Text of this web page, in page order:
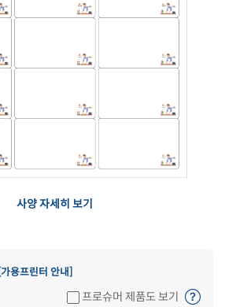
사양 자세히 보기
[가용프린터 안내]
프로슈머 제품도 보기